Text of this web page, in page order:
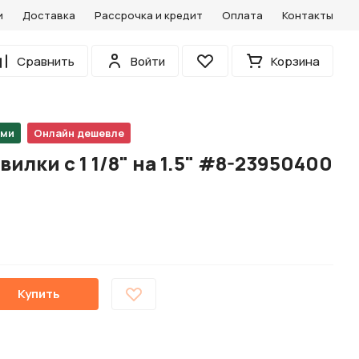
Доставка Рассрочка и кредит Оплата Контакты
Сравнить
Войти
Избранное Корзина
Онлайн дешевле
с 1 1/8" на 1.5" #8-23950400
Купить